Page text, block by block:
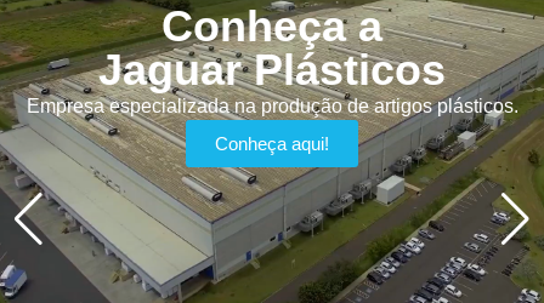
Conheça a
Jaguar Plásticos
Empresa especializada na produção de artigos plásticos.
Conheça aqui!